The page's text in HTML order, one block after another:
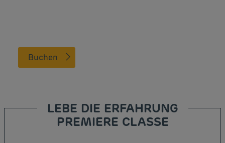
Buchen
LEBE DIE ERFAHRUNG
PREMIERE CLASSE